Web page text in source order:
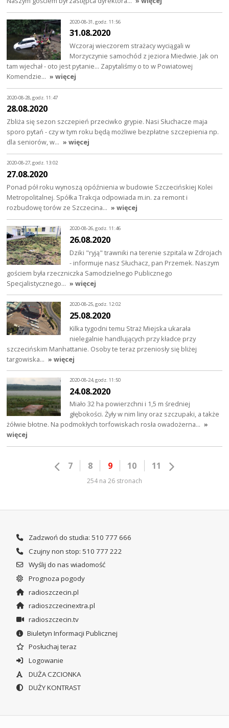
2020-08-31, godz. 11:56
31.08.2020
Wczoraj wieczorem strażacy wyciągali w
Morzyczynie samochód z jeziora Miedwie. Jak on
tam wjechał - oto jest pytanie... Zapytaliśmy o to w Powiatowej
Komendzie… » więcej
2020-08-28, godz. 11:47
28.08.2020
Zbliża się sezon szczepień przeciwko grypie. Nasi Słuchacze maja
sporo pytań - czy w tym roku będą możliwe bezpłatne szczepienia np.
dla seniorów, w… » więcej
2020-08-27, godz. 13:02
27.08.2020
Ponad pół roku wynoszą opóźnienia w budowie Szczecińskiej Kolei
Metropolitalnej. Spółka Trakcja odpowiada m.in. za remont i
rozbudowę torów ze Szczecina… » więcej
2020-08-26, godz. 11:46
26.08.2020
Dziki "ryją" trawniki na terenie szpitala w Zdrojach
- informuje nasz Słuchacz, pan Przemek. Naszym
gościem była rzeczniczka Samodzielnego Publicznego
Specjalistycznego… » więcej
2020-08-25, godz. 12:02
25.08.2020
Kilka tygodni temu Straż Miejska ukarała
nielegalnie handlujących przy kładce przy
szczecińskim Manhattanie. Osoby te teraz przeniosły się bliżej
targowiska… » więcej
2020-08-24, godz. 11:50
24.08.2020
Miało 32 ha powierzchni i 1,5 m średniej
głębokości. Żyły w nim liny oraz szczupaki, a także
żółwie błotne. Na podmokłych torfowiskach rosła owadożerna… »
więcej
7 8 9 10 11
254 na 26 stronach
Zadzwoń do studia: 510 777 666
Czujny non stop: 510 777 222
Wyślij do nas wiadomość
Prognoza pogody
radioszczecin.pl
radioszczecinextra.pl
radioszczecin.tv
Biuletyn Informacji Publicznej
Posłuchaj teraz
Logowanie
DUŻA CZCIONKA
DUŻY KONTRAST